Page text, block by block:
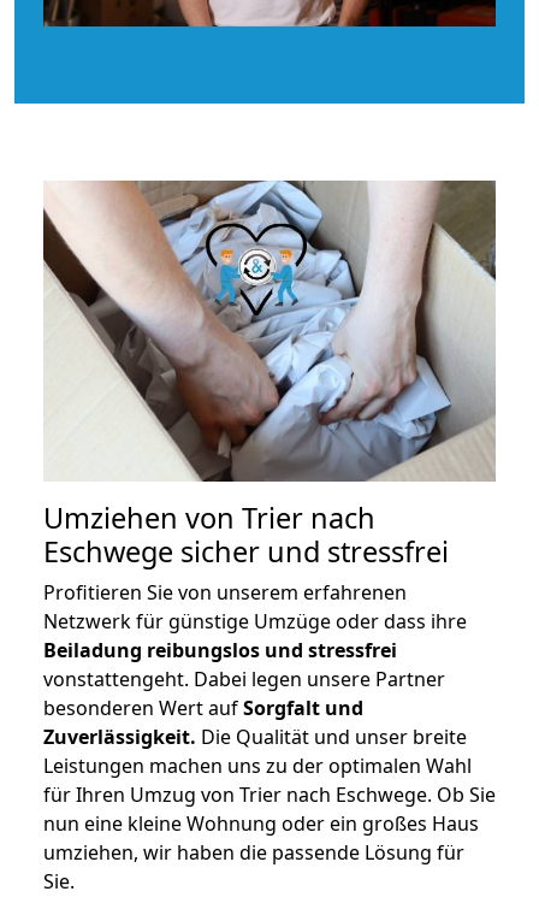
Umziehen von Trier nach
Eschwege sicher und stressfrei
Profitieren Sie von unserem erfahrenen
Netzwerk für günstige Umzüge oder dass ihre
Beiladung reibungslos und stressfrei
vonstattengeht. Dabei legen unsere Partner
besonderen Wert aufSorgfalt und
Zuverlässigkeit. Die Qualität und unser breite
Leistungen machen uns zu der optimalen Wahl
für Ihren Umzug von Trier nach Eschwege. Ob Sie
nun eine kleine Wohnung oder ein großes Haus
umziehen, wir haben die passende Lösung für
Sie.